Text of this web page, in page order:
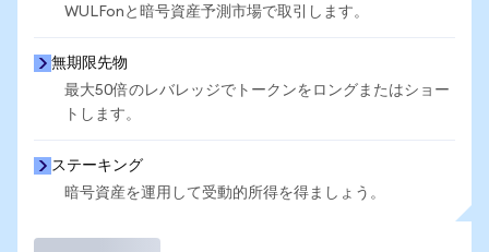
WULFonと暗号資産予測市場で取引します。
無期限先物
最大50倍のレバレッジでトークンをロングまたはショー
トします。
ステーキング
暗号資産を運用して受動的所得を得ましょう。